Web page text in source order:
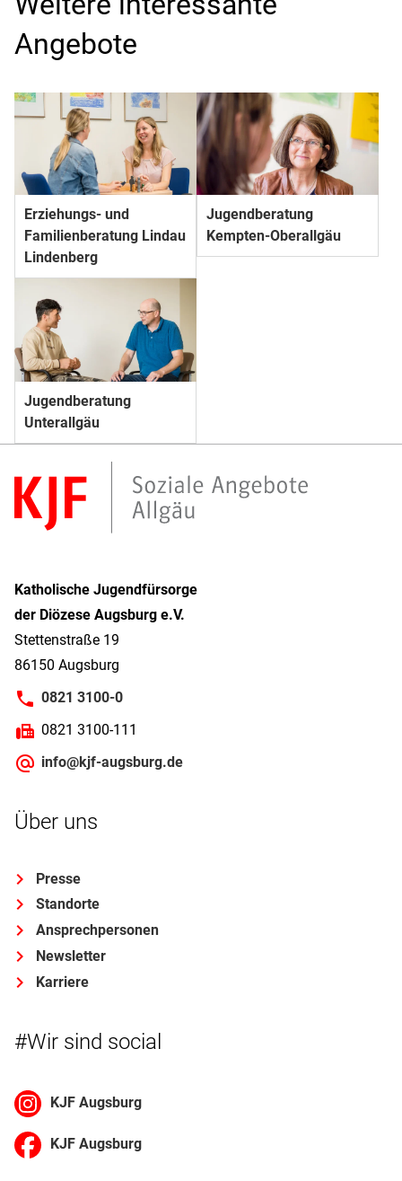
Angebote
Erziehungs- und
Familienberatung Lindau
Lindenberg
Jugendberatung
Kempten-Oberallgäu
Jugendberatung
Unterallgäu
Katholische Jugendfürsorge
der Diözese Augsburg e.V.
Stettenstraße 19
86150 Augsburg
0821 3100-0
0821 3100-111
info@kjf-augsburg.de
Über uns
Presse
Standorte
Ansprechpersonen
Newsletter
Karriere
#Wir sind social
KJF Augsburg
KJF Augsburg